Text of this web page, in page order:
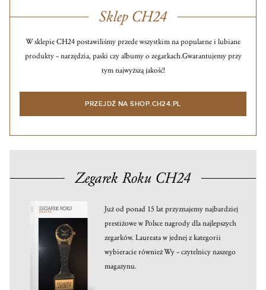
Sklep CH24
W sklepie CH24 postawiliśmy przede wszystkim na popularne i lubiane
produkty – narzędzia, paski czy albumy o zegarkach.Gwarantujemy przy
tym najwyższą jakość!
PRZEJDŹ NA SHOP.CH24.PL
Zegarek Roku CH24
Już od ponad 15 lat przyznajemy najbardziej
prestiżowe w Polsce nagrody dla najlepszych
zegarków. Laureata w jednej z kategorii
wybieracie również Wy – czytelnicy naszego
magazynu.